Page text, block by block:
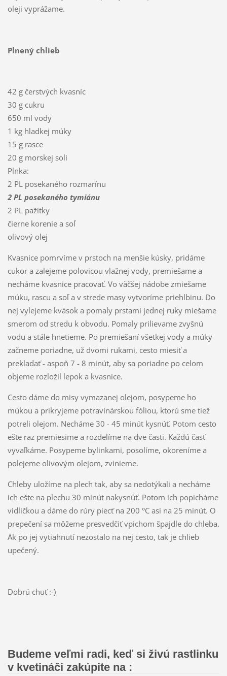
oleji vyprážame.
Plnený chlieb
42 g čerstvých kvasníc
30 g cukru
650 ml vody
1 kg hladkej múky
15 g rasce
20 g morskej soli
Plnka:
2 PL posekaného rozmarínu
2 PL posekaného tymiánu
2 PL pažítky
čierne korenie a soľ
olivový olej
Kvasnice pomrvíme v prstoch na menšie kúsky, pridáme
cukor a zalejeme polovicou vlažnej vody, premiešame a
necháme kvasnice pracovať. Vo väčšej nádobe zmiešame
múku, rascu a soľ a v strede masy vytvoríme priehlbinu. Do
nej vylejeme kvások a pomaly prstami jednej ruky miešame
smerom od stredu k obvodu. Pomaly prilievame zvyšnú
vodu a stále hnetieme. Po premiešaní všetkej vody a múky
začneme poriadne, už dvomi rukami, cesto miesiť a
prekladať - aspoň 7 - 8 minút, aby sa poriadne po celom
objeme rozložil lepok a kvasnice.
Cesto dáme do misy vymazanej olejom, posypeme ho
múkou a prikryjeme potravinárskou fóliou, ktorú sme tiež
potreli olejom. Necháme 30 - 45 minút kysnúť. Potom cesto
ešte raz premiesime a rozdelíme na dve časti. Každú časť
vyvaľkáme. Posypeme bylinkami, posolíme, okoreníme a
polejeme olivovým olejom, zvinieme.
Chleby uložíme na plech tak, aby sa nedotýkali a necháme
ich ešte na plechu 30 minút nakysnúť. Potom ich popicháme
vidličkou a dáme do rúry piecť na 200 °C asi na 25 minút. O
prepečení sa môžeme presvedčiť vpichom špajdle do chleba.
Ak po jej vytiahnutí nezostalo na nej cesto, tak je chlieb
upečený.
Dobrú chuť :-)
Budeme veľmi radi, keď si živú rastlinku
v kvetináči zakúpite na :